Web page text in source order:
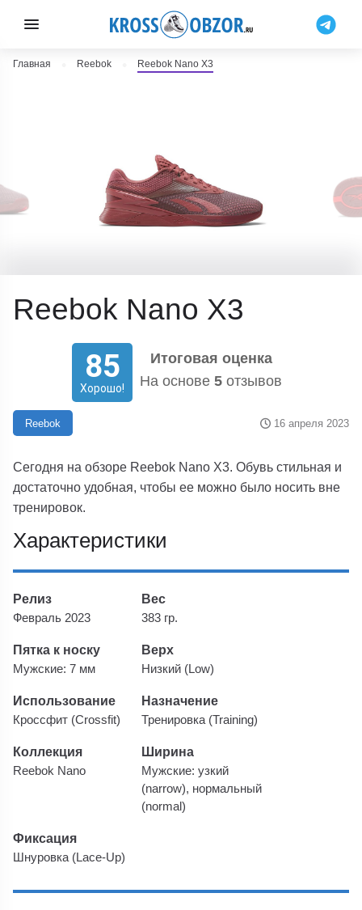
Главная Reebok Reebok Nano X3
Reebok Nano X3
85
Хорошо!
Итоговая оценка
На основе 5 отзывов
Reebok 16 апреля 2023
Сегодня на обзоре Reebok Nano X3. Обувь стильная и
достаточно удобная, чтобы ее можно было носить вне
тренировок.
Характеристики
Релиз
Февраль 2023
Вес
383 гр.
Пятка к носку
Мужские: 7 мм
Верх
Низкий (Low)
Использование
Кроссфит (Crossfit)
Назначение
Тренировка (Training)
Коллекция
Reebok Nano
Ширина
Мужские: узкий
(narrow), нормальный
(normal)
Фиксация
Шнуровка (Lace-Up)